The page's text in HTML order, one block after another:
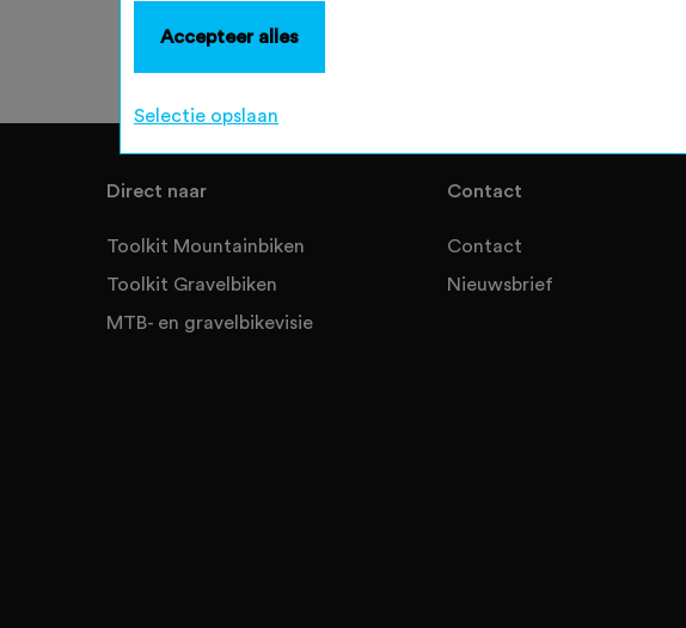
Direct naar
Toolkit Mountainbiken
Toolkit Gravelbiken
MTB- en gravelbikevisie
Contact
Contact
Nieuwsbrief
Accepteer alles
Selectie opslaan